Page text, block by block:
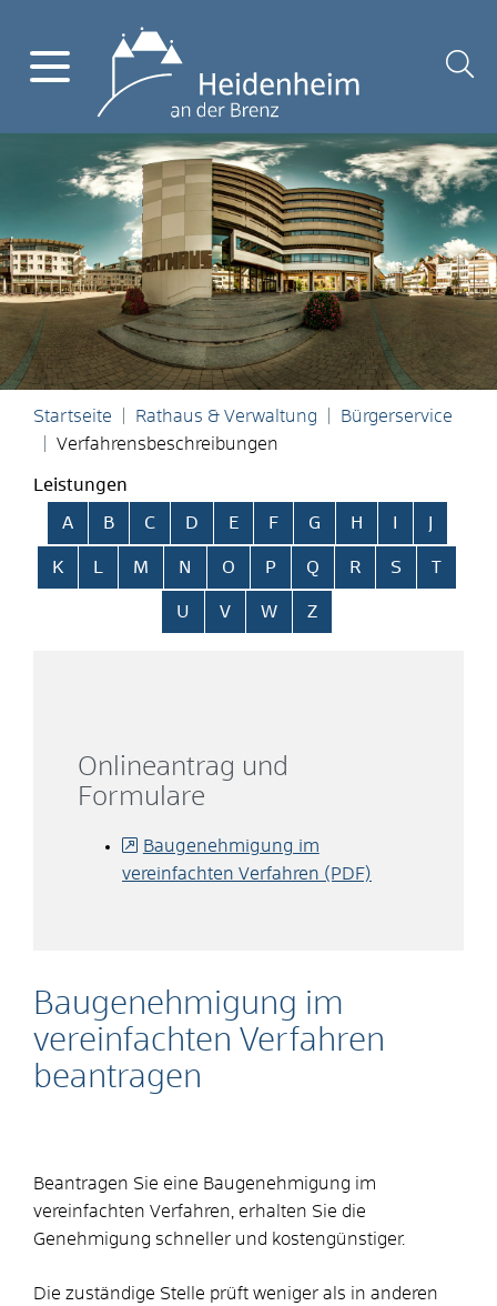
Startseite Rathaus & Verwaltung
Bürgerservice
Verfahrensbeschreibungen
Leistungen
Alphabetisches Register überspringen
A B C D E F G H
K L M N O P Q R S T
U V W Z
Baugenehmigung im
vereinfachten Verfahren
beantragen
Beantragen Sie eine Baugenehmigung im
vereinfachten Verfahren, erhalten Sie die
Genehmigung schneller und kostengünstiger.
Die zuständige Stelle prüft weniger als in anderen
Onlineantrag und
Formulare
Baugenehmigung im
vereinfachten Verfahren (PDF)